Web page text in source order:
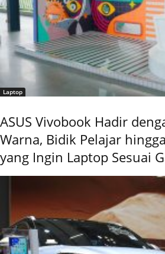
Laptop
ASUS Vivobook Hadir
Warna, Bidik Pelajar
yang Ingin Laptop Sesuai